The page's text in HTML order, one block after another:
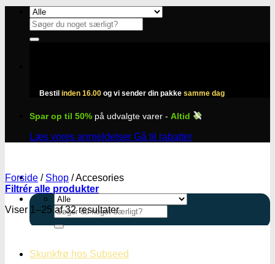
Fortsæt
indhold
Søg
efter:
Bestil inden 16.00 og vi sender din pakke samme dag
Spar op til 50% på udvalgte varer - Altid
Læs vores anmeldelser Gå til rabatter
Søg
efter:
Skunkfrø hos Subseed
Forside / Shop /Accesories
Filtrér alle produkter
Viser 1–25 af 32 resultater